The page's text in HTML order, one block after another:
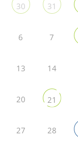
30 31
6 7
13 14
20 21
27 28